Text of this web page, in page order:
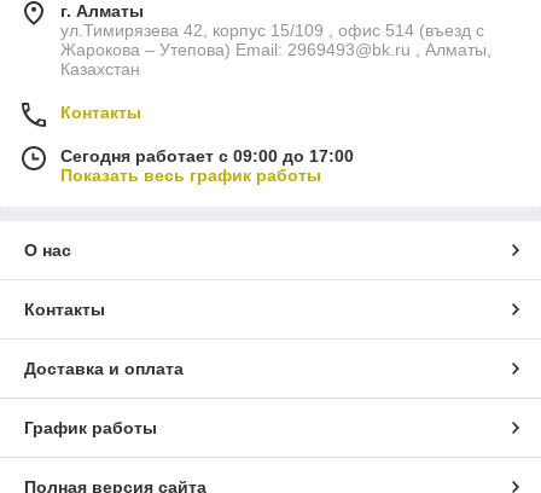
г. Алматы
ул.Тимирязева 42, корпус 15/109 , офис 514 (въезд с
Жарокова – Утепова) Email: 2969493@bk.ru , Алматы,
Казахстан
Контакты
Сегодня работает с 09:00 до 17:00
Показать весь график работы
О нас
Контакты
Доставка и оплата
График работы
Полная версия сайта